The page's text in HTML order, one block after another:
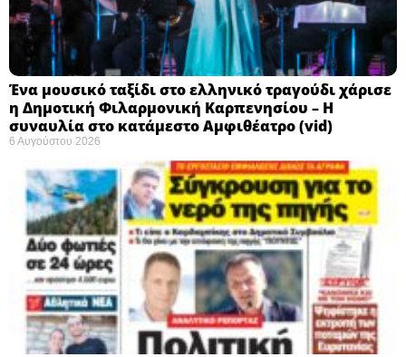
Ένα μουσικό ταξίδι στο ελληνικό τραγούδι χάρισε
η Δημοτική Φιλαρμονική Καρπενησίου – Η
συναυλία στο κατάμεστο Αμφιθέατρο (vid)
6 Αυγούστου 2026